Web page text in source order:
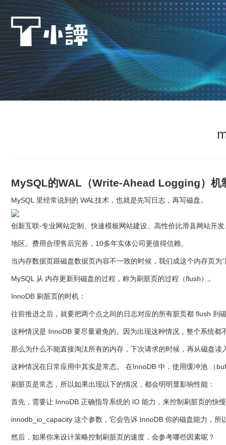
MySQL的WAL（Write-Ahead Logging）机
MySQL 里经常说到的 WAL技术，也就是先写日志，再写磁盘。
创新互联-专业网站定制、快速模板网站建设、高性价比滑县网站开
地区。费用合理售后完善，10多年实体公司更值得信赖。
当内存数据页跟磁盘数据页内容不一致的时候，我们成这个内存页为
MySQL 从 内存更新到磁盘的过程，称为刷脏页的过程（flush）。
InnoDB 刷脏页的时机：
往前推进之后，就要把两个点之间的日志对应的所有脏页都 flush 到磁
这种情况是 InnoDB 要尽量避免的。因为出现这种情况，整个系统都
那么为什么不能直接淘汰所有的内存，下次请求的时候，再从磁盘
这种情况在日常应用中其实是常态。 在InnoDB 中，使用缓冲池 （
刷脏页是常态，所以如果出现以下的情况，都会明明显影响性能：
首先，需要让 InnoDB 正确指导系统的 IO 能力，来控制刷脏页的快慢
innodb_io_capacity 这个参数，它会告诉 InnoDB 你的磁盘能力，所
然后，如果你来设计策略控制刷脏页的速度，会参考哪些因素呢？